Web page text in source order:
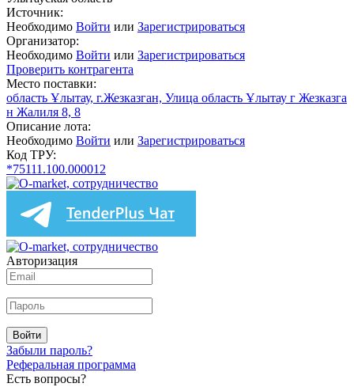
Источник:
Необходимо Войти или Зарегистрироваться
Организатор:
Необходимо Войти или Зарегистрироваться
Проверить контрагента
Место поставки:
область Ұлытау, г.Жезказган, Улица область Ұлытау г Жезказга
н Жалиля 8, 8
Описание лота:
Необходимо Войти или Зарегистрироваться
Код ТРУ:
*75111.100.000012
Авторизация
Войти
Забыли пароль?
Реферальная программа
Есть вопросы?